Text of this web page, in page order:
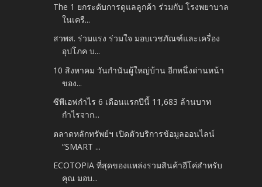
The 1 ยกระดับการดูแลลูกค้า ร่วมกับ โรงพยาบาล
ในเครื...
สวพส. ร่วมแรง ร่วมใจ มอบเวชภัณฑ์และเครื่อง
อุปโภค บ...
10 สิงหาคม วันกำนันผู้ใหญ่บ้าน อีกหนึ่งด่านหน้า
ของ...
ซีพีเอฟกำไร 6 เดือนแรกปีนี้ 11,683 ล้านบาท
กำไรจาก...
ตลาดหลักทรัพย์ฯ เปิดตัวบริการข้อมูลออนไลน์
“SMART ...
ECOTOPIA ที่สุดของแหล่งรวมสินค้าอีโค่สำหรับ
คุณ มอบ...